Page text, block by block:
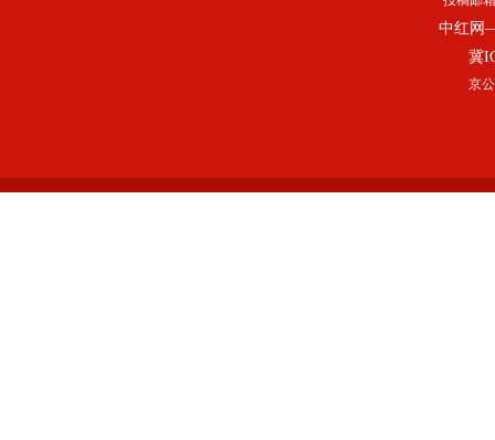
中红网
冀
京